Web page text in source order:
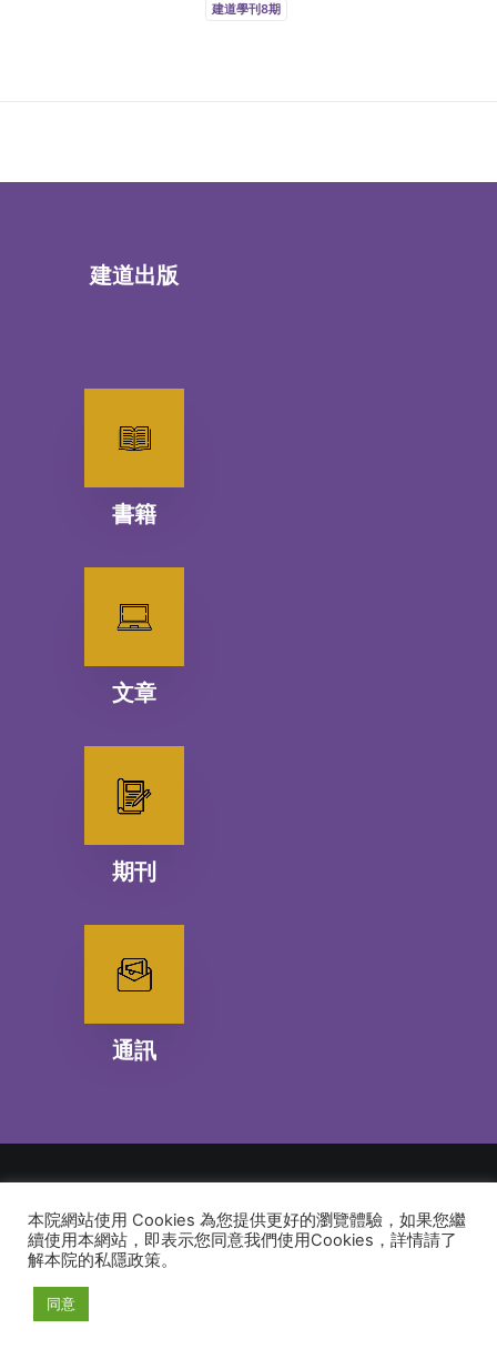
建道學刊8期
建道出版
書籍
文章
期刊
通訊
© 2026 建道神學院Alliance Bible Seminary. All rights reserved
本院網站使用 Cookies 為您提供更好的瀏覽體驗，如果您繼
續使用本網站，即表示您同意我們使用Cookies，詳情請了
解本院的私隱政策。
同意